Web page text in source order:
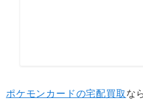
ポケモンカードの宅配買取な